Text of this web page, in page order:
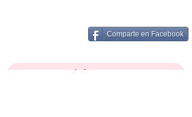
Comparte en Facebook